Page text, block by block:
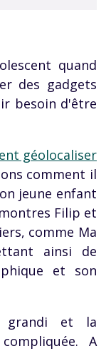
quand
des gadgets
besoin d'être
géolocaliser
comment il
jeune enfant
Filip et
comme Ma
ainsi de
et son
grandi et la
A